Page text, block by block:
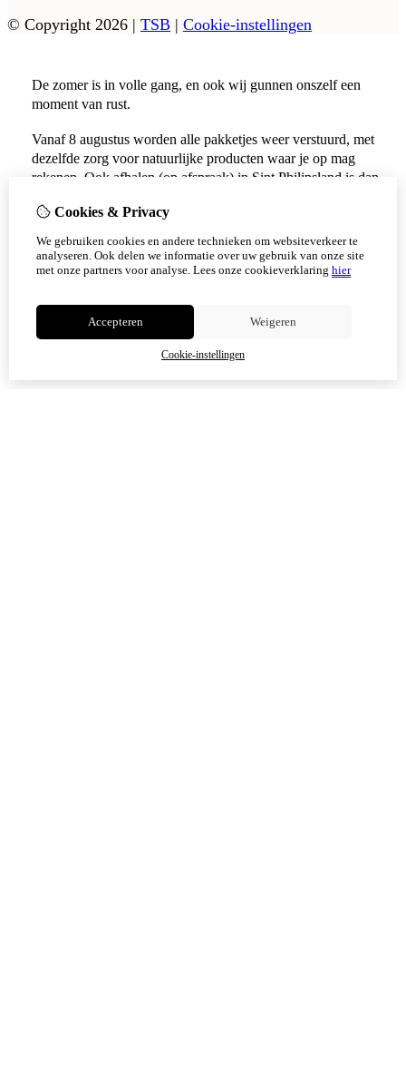
© Copyright 2026 | TSB | Cookie-instellingen
Cookies & Privacy
We gebruiken cookies en andere technieken om websiteverkeer te
analyseren. Ook delen we informatie over uw gebruik van onze site
met onze partners voor analyse. Lees onze cookieverklaring hier
Accepteren Weigeren
Cookie-instellingen
De zomer is in volle gang, en ook wij gunnen onszelf een
moment van rust.
Vanaf 8 augustus worden alle pakketjes weer verstuurd, met
dezelfde zorg voor natuurlijke producten waar je op mag
rekenen. Ook afhalen (op afspraak) in Sint Philipsland is dan
Vanaf 17 augustus zijn alle afhaalpunten (Tholen en
Scherpenisse) weer geopend.